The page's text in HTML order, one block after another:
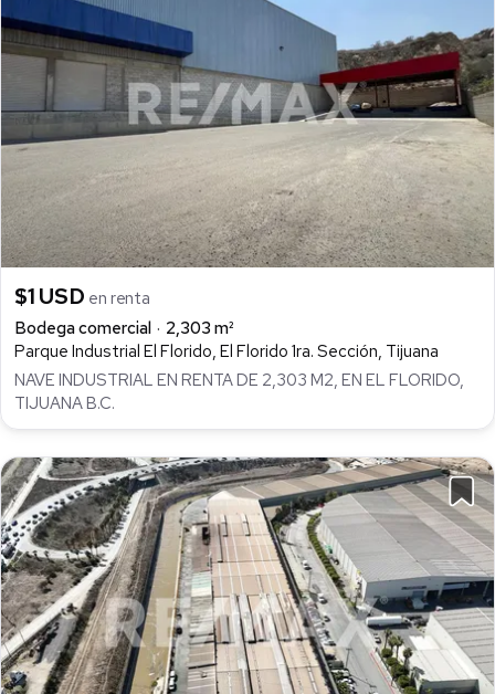
$1 USD en renta
Bodega comercial
2,303 m²
Parque Industrial El Florido, El Florido 1ra. Sección, Tijuana
NAVE INDUSTRIAL EN RENTA DE 2,303 M2, EN EL FLORIDO,
TIJUANA B.C.